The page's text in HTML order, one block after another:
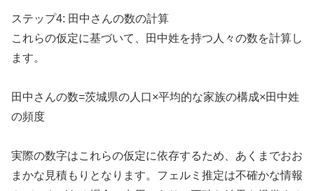
ステップ4: 田中さんの数の計算
これらの仮定に基づいて、田中姓を持つ人々の数を計算し
ます。
田中さんの数=茨城県の人口×平均的な家族の構成×田中姓
の頻度
実際の数字はこれらの仮定に依存するため、あくまでおお
まかな見積もりとなります。フェルミ推定は不確かな情報